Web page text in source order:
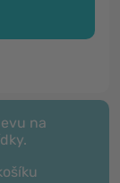
na